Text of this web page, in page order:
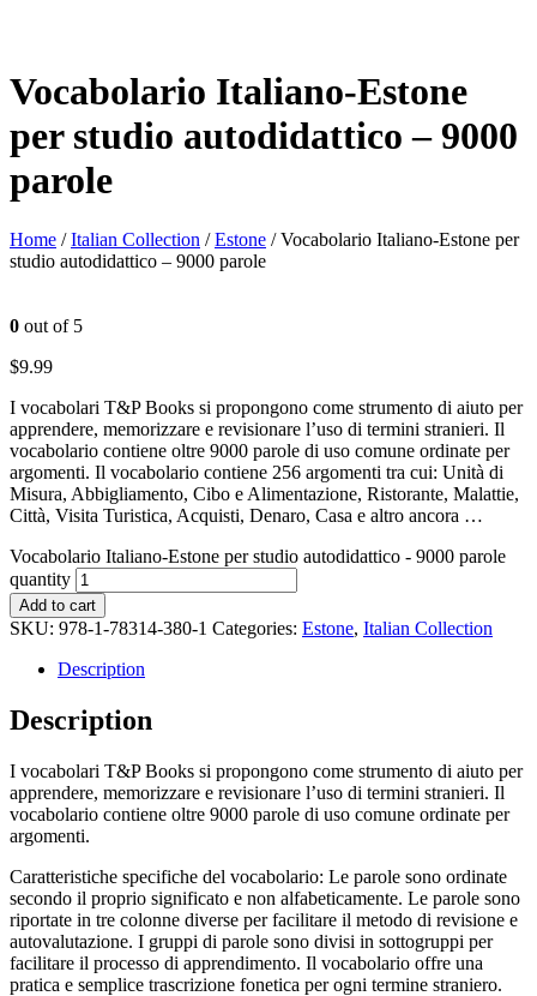
Vocabolario Italiano-Estone
per studio autodidattico – 9000
parole
Home /Italian Collection /Estone / Vocabolario Italiano-Estone per
studio autodidattico – 9000 parole
0 out of 5
$9.99
I vocabolari T&P Books si propongono come strumento di aiuto per
apprendere, memorizzare e revisionare l’uso di termini stranieri. Il
vocabolario contiene oltre 9000 parole di uso comune ordinate per
argomenti. Il vocabolario contiene 256 argomenti tra cui: Unità di
Misura, Abbigliamento, Cibo e Alimentazione, Ristorante, Malattie,
Città, Visita Turistica, Acquisti, Denaro, Casa e altro ancora …
Vocabolario Italiano-Estone per studio autodidattico - 9000 parole
quantity
Add to cart
SKU: 978-1-78314-380-1 Categories: Estone, Italian Collection
Description
Description
I vocabolari T&P Books si propongono come strumento di aiuto per
apprendere, memorizzare e revisionare l’uso di termini stranieri. Il
vocabolario contiene oltre 9000 parole di uso comune ordinate per
argomenti.
Caratteristiche specifiche del vocabolario: Le parole sono ordinate
secondo il proprio significato e non alfabeticamente. Le parole sono
riportate in tre colonne diverse per facilitare il metodo di revisione e
autovalutazione. I gruppi di parole sono divisi in sottogruppi per
facilitare il processo di apprendimento. Il vocabolario offre una
pratica e semplice trascrizione fonetica per ogni termine straniero.